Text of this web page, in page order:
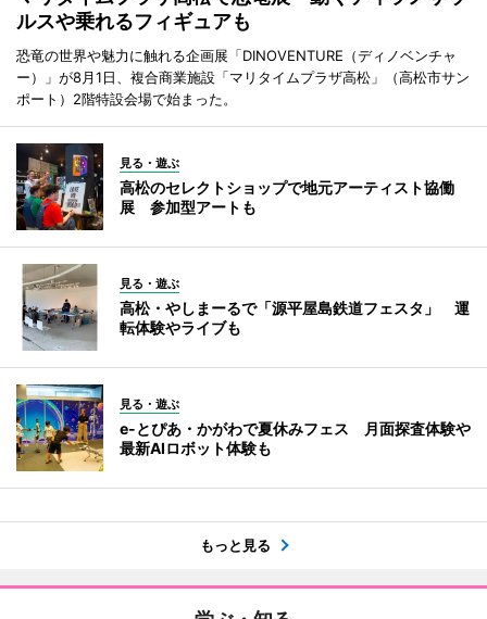
ルスや乗れるフィギュアも
恐竜の世界や魅力に触れる企画展「DINOVENTURE（ディノベンチャ
ー）」が8月1日、複合商業施設「マリタイムプラザ高松」（高松市サン
ポート）2階特設会場で始まった。
見る・遊ぶ
高松のセレクトショップで地元アーティスト協働
展 参加型アートも
見る・遊ぶ
高松・やしまーるで「源平屋島鉄道フェスタ」 運
転体験やライブも
見る・遊ぶ
e-とぴあ・かがわで夏休みフェス 月面探査体験や
最新AIロボット体験も
もっと見る